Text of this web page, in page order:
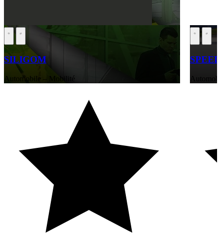
SILIGOM
Automobile – Mobilité